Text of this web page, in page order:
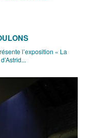
l’exposition « La